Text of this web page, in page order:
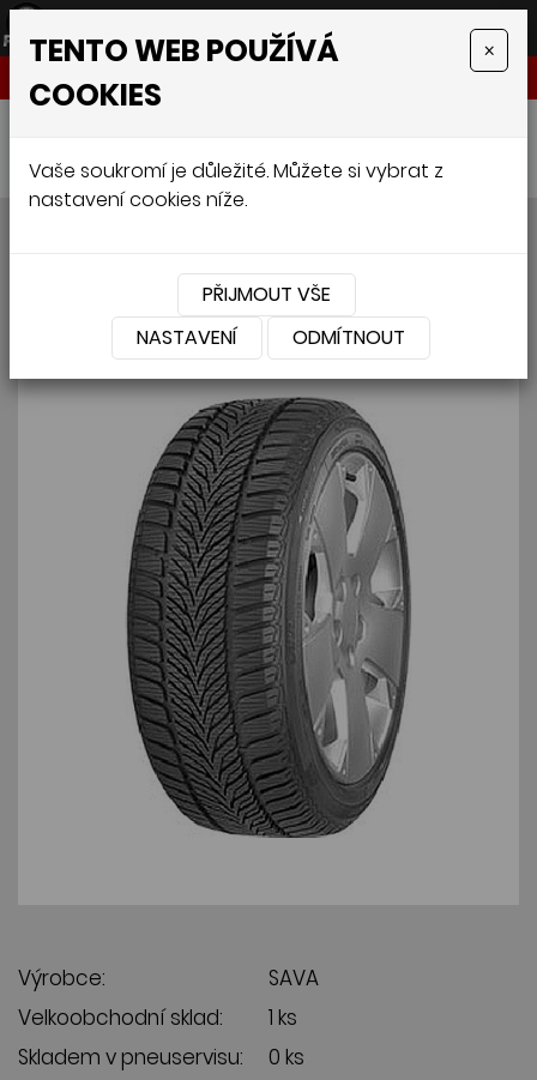
SAVA ESKIMO HP 215/45 R17 91V
Výrobce:
SAVA
Velkoobchodní sklad:
1 ks
Skladem v pneuservisu:
0 ks
TENTO WEB POUŽÍVÁ
COOKIES
×
Vaše soukromí je důležité. Můžete si vybrat z
nastavení cookies níže.
PŘIJMOUT VŠE
NASTAVENÍ
ODMÍTNOUT